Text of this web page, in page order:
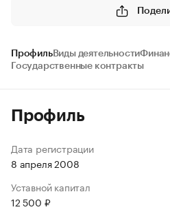
ПрофильВиды деятельности
Государственные контракты
Профиль
Дата регистрации
8 апреля 2008
Уставной капитал
12 500 ₽